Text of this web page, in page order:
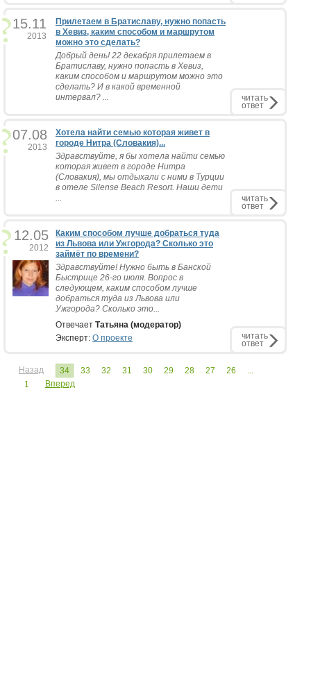
15.11
2013
Прилетаем в Братиславу, нужно попасть
в Хевиз, каким способом и маршрутом
можно это сделать?
Добрый день! 22 декабря прилетаем в
Братиславу, нужно попасть в Хевиз,
каким способом и маршрутом можно это
сделать? И в какой временной
интервал? ...
читать
ответ
07.08
2013
Хотела найти семью которая живет в
городе Нитра (Словакия)...
Здравствуйте, я бы хотела найти семью
которая живет в городе Нитра
(Словакия), мы отдыхали с ними в Турции
в отеле Silense Beach Resort. Наши дети
...
читать
ответ
12.05
2012
Каким способом лучше добраться туда
из Львова или Ужгорода? Сколько это
займёт по времени?
Здравствуйте! Нужно быть в Банской
Быстрице 26-го июля. Вопрос в
следующем, каким способом лучше
добраться туда из Львова или
Ужгорода? Сколько это...
Отвечает Татьяна (модератор)
Эксперт: О проекте читать
ответ
Назад 34 33 32 31 30 29 28 27 26
...
1
Вперед